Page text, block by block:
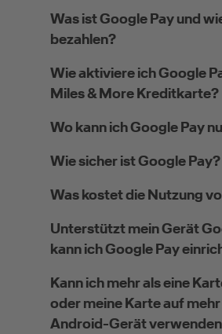
Was ist Google Pay und
bezahlen?
Wie aktiviere ich Google
Miles & More Kreditkarte?
Wo kann ich Google Pay
Wie sicher ist Google Pay?
Was kostet die Nutzung
Unterstützt mein Gerät
kann ich Google Pay
Kann ich mehr als eine
oder meine Karte auf
Android-Gerät